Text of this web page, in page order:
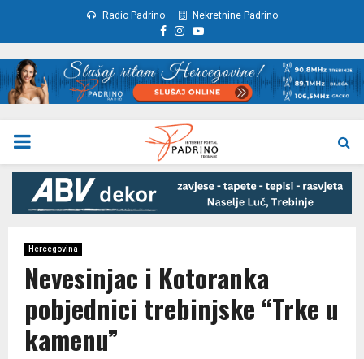
Radio Padrino Nekretnine Padrino
Facebook
Instagram
Youtube
PRIMARY
MENU
Hercegovina
Nevesinjac i Kotoranka
pobjednici trebinjske “Trke u
kamenu”